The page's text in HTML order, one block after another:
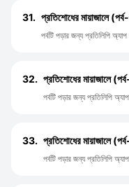
31. প্রতিশোধের মায়াজালে
পর্বটি পড়ার জন্য প্রতিলিপি
32. প্রতিশোধের মায়াজালে
পর্বটি পড়ার জন্য প্রতিলিপি
33. প্রতিশোধের মায়াজালে
পর্বটি পড়ার জন্য প্রতিলিপি